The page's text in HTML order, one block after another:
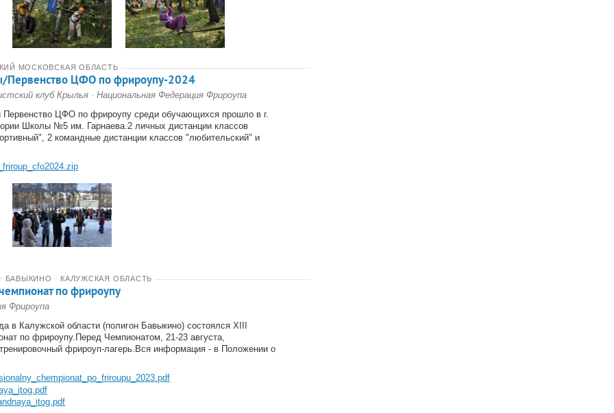
МОСКОВСКАЯ ОБЛАСТЬ
Первенство ЦФО по фрироупу-2024
клуб Крылья ·Национальная Федерация Фрироупа
Первенство ЦФО по фрироупу среди обучающихся прошло в г.
Школы №5 им. Гарнаева.2 личных дистанции классов
2 командные дистанции классов "любительский" и
БАВЫКИНО · КАЛУЖСКАЯ ОБЛАСТЬ
по фрироупу
Фрироупа
в Калужской области (полигон Бавыкино) состоялся XIII
по фрироупу.Перед Чемпионатом, 21-23 августа,
фрироуп-лагерь.Вся информация - в Положении о